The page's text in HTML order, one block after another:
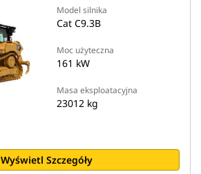
Model silnika
Cat C9.3B
Moc użyteczna
161 kW
Masa eksploatacyjna
23012 kg
Wyświetl Szczegóły